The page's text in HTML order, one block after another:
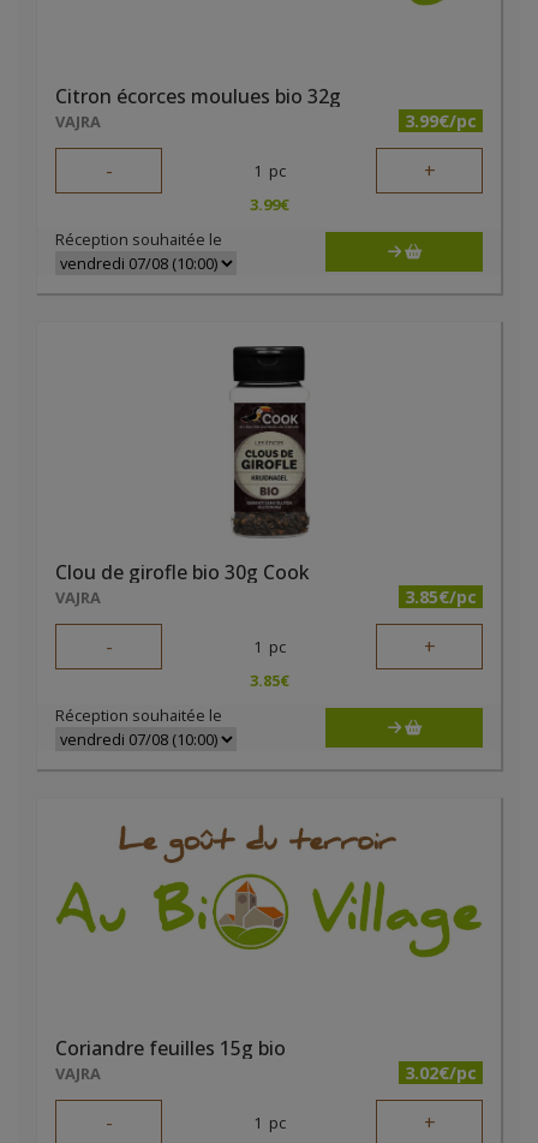
Citron écorces moulues bio 32g
VAJRA 3.99€/pc
- 1 pc +
3.99€
Réception souhaitée le
Clou de girofle bio 30g Cook
VAJRA 3.85€/pc
- 1 pc +
3.85€
Réception souhaitée le
Coriandre feuilles 15g bio
VAJRA 3.02€/pc
- 1 pc +